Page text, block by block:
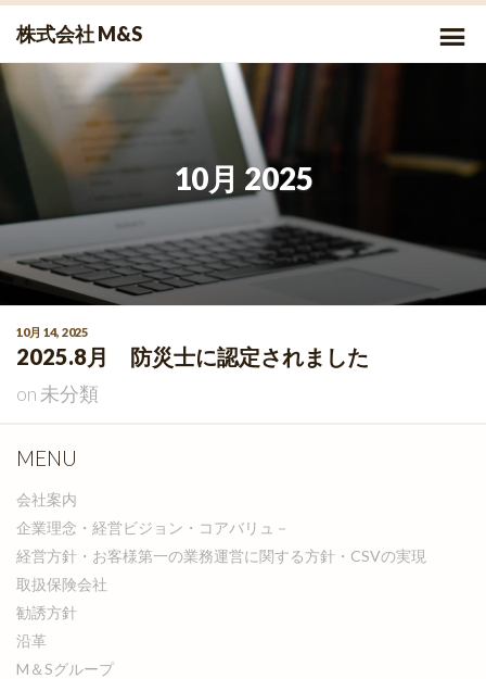
Skip
content
株式会社 M&S
10月 2025
10月 14, 2025
2025.8月 防災士に認定されました
on 未分類
MENU
会社案内
企業理念・経営ビジョン・コアバリュ－
経営方針・お客様第一の業務運営に関する方針・CSVの実現
取扱保険会社
勧誘方針
沿革
M＆Sグループ